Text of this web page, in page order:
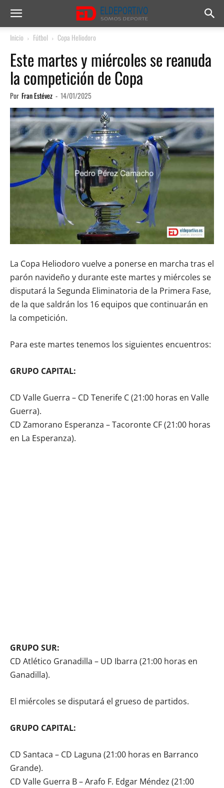
Inicio Fútbol Copa Heliodoro
Este martes y miércoles se reanuda
la competición de Copa
Por Fran Estévez - 14/01/2025
La Copa Heliodoro vuelve a ponerse en marcha tras el
parón navideño y durante este martes y miércoles se
disputará la Segunda Eliminatoria de la Primera Fase,
de la que saldrán los 16 equipos que continuarán en
la competición.
Para este martes tenemos los siguientes encuentros:
GRUPO CAPITAL:
CD Valle Guerra – CD Tenerife C (21:00 horas en Valle
Guerra).
CD Zamorano Esperanza – Tacoronte CF (21:00 horas
en La Esperanza).
GRUPO SUR:
CD Atlético Granadilla – UD Ibarra (21:00 horas en
Ganadilla).
El miércoles se disputará el grueso de partidos.
GRUPO CAPITAL:
CD Santaca – CD Laguna (21:00 horas en Barranco
Grande).
CD Valle Guerra B – Arafo F. Edgar Méndez (21:00